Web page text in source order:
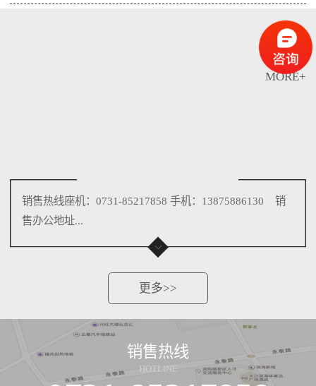
MORE+
销售热线座机：0731-85217858 手机：13875886130 销
售办公地址...
更多>>
销售热线
HOTLINE